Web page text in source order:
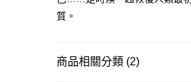
完成交易。
3.實際核准額度、可分期數及費用
無法說明評估內容。
AFTEE先享後付是「在收到商品
３．安心：先確認商品／服務後，
ATM付款
運送方式
質。
商品相關分類 (2)